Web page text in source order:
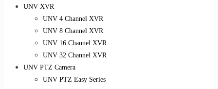
UNV XVR
UNV 4 Channel XVR
UNV 8 Channel XVR
UNV 16 Channel XVR
UNV 32 Channel XVR
UNV PTZ Camera
UNV PTZ Easy Series